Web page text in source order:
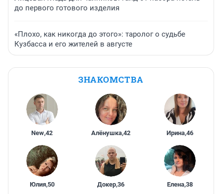
до первого готового изделия
«Плохо, как никогда до этого»: таролог о судьбе
Кузбасса и его жителей в августе
ЗНАКОМСТВА
New,42 Алёнушка,42 Ирина,46
Юлия,50 Докер,36 Елена,38